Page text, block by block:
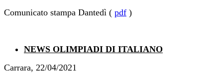
Comunicato stampa Dantedì ( pdf )
NEWS OLIMPIADI DI ITALIANO
Carrara, 22/04/2021